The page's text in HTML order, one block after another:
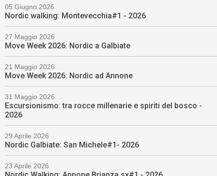
05 Giugno 2026
Nordic walking: Montevecchia#1 - 2026
27 Maggio 2026
Move Week 2026: Nordic a Galbiate
21 Maggio 2026
Move Week 2026: Nordic ad Annone
31 Maggio 2026
Escursionismo: tra rocce millenarie e spiriti del bosco -
2026
29 Aprile 2026
Nordic Galbiate: San Michele#1- 2026
23 Aprile 2026